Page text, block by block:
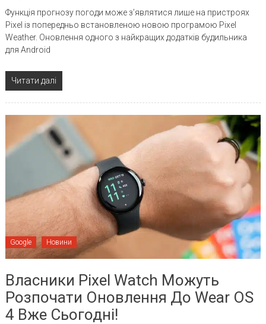
Функція прогнозу погоди може з’являтися лише на пристроях
Pixel із попередньо встановленою новою програмою Pixel
Weather. Оновлення одного з найкращих додатків будильника
для Android
Читати далі
Google Новини
Власники Pixel Watch Можуть
Розпочати Оновлення До Wear OS
4 Вже Сьогодні!